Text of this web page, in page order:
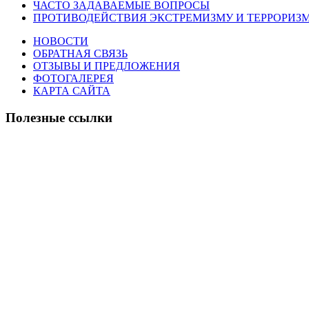
ЧАСТО ЗАДАВАЕМЫЕ ВОПРОСЫ
ПРОТИВОДЕЙСТВИЯ ЭКСТРЕМИЗМУ И
НОВОСТИ
ОБРАТНАЯ СВЯЗЬ
ОТЗЫВЫ И ПРЕДЛОЖЕНИЯ
ФОТОГАЛЕРЕЯ
КАРТА САЙТА
Полезные ссылки